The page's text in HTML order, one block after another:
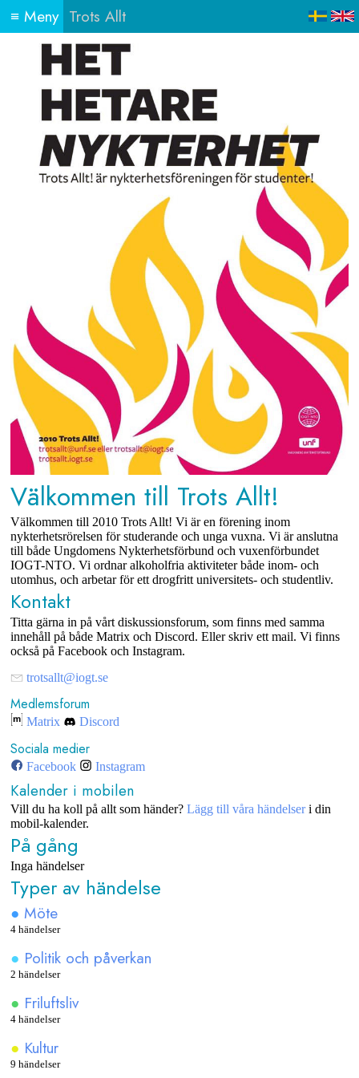
≡Meny Trots Allt
Välkommen till Trots Allt!
Välkommen till 2010 Trots Allt! Vi är en förening inom
nykterhetsrörelsen för studerande och unga vuxna. Vi är anslutna
till både Ungdomens Nykterhetsförbund och vuxenförbundet
IOGT-NTO. Vi ordnar alkoholfria aktiviteter både inom- och
utomhus, och arbetar för ett drogfritt universitets- och studentliv.
Kontakt
Titta gärna in på vårt diskussionsforum, som finns med samma
innehåll på både Matrix och Discord. Eller skriv ett mail. Vi finns
också på Facebook och Instagram.
trotsallt@iogt.se
Medlemsforum
Matrix Discord
Sociala medier
Facebook Instagram
Kalender i mobilen
Vill du ha koll på allt som händer? Lägg till våra händelseri din
mobil-kalender.
På gång
Inga händelser
Typer av händelse
● Möte
4 händelser
● Politik och påverkan
2 händelser
● Friluftsliv
4 händelser
● Kultur
9 händelser